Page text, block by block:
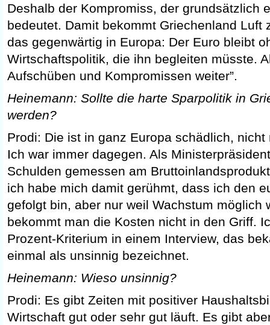
Deshalb der Kompromiss, der grundsätzlich
bedeutet. Damit bekommt Griechenland Luft
das gegenwärtig in Europa: Der Euro bleibt
Wirtschaftspolitik, die ihn begleiten müsste.
Aufschüben und Kompromissen weiter”.
Heinemann: Sollte die harte Sparpolitik in
werden?
Prodi: Die ist in ganz Europa schädlich,
Ich war immer dagegen. Als
Schulden gemessen am
ich habe mich damit gerühmt, dass ich den
gefolgt bin, aber nur weil Wachstum möglich
bekommt man die Kosten nicht in den Griff.
Prozent-Kriterium in einem Interview, das
einmal als unsinnig bezeichnet.
Heinemann: Wieso unsinnig?
Prodi: Es gibt Zeiten mit positiver
Wirtschaft gut oder sehr gut läuft. Es gibt